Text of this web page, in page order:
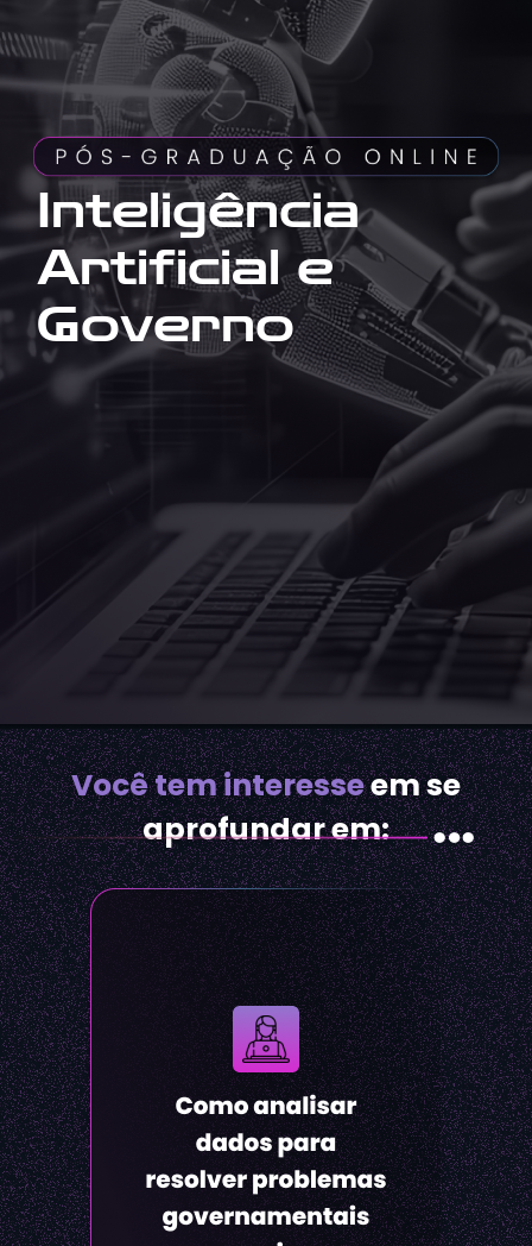
Inteligência
Artificial e
Governo
Você tem interesseem se
aprofundar em: